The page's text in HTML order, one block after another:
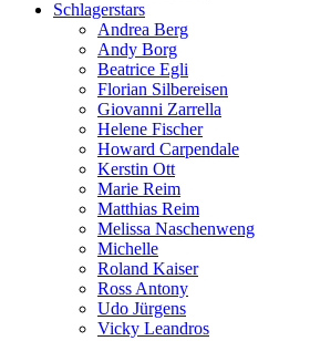
Schlagerstars
Andrea Berg
Andy Borg
Beatrice Egli
Florian Silbereisen
Giovanni Zarrella
Helene Fischer
Howard Carpendale
Kerstin Ott
Marie Reim
Matthias Reim
Melissa Naschenweng
Michelle
Roland Kaiser
Ross Antony
Udo Jürgens
Vicky Leandros